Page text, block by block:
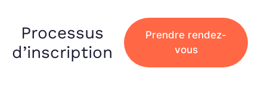
Processus
d’inscription
Prendre rendez-
vous